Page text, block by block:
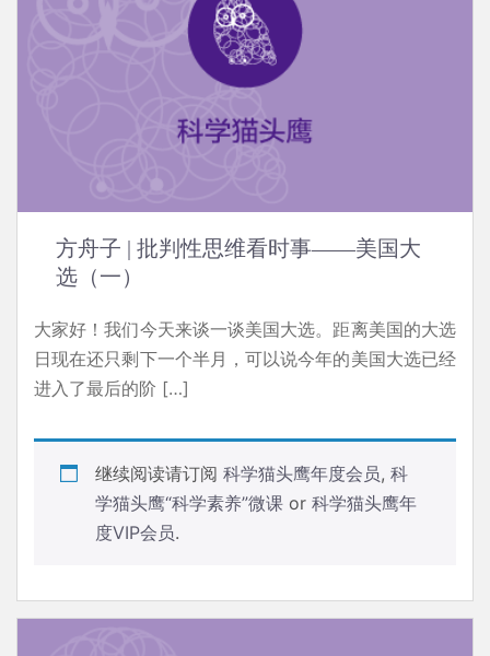
方舟子 | 批判性思维看时事——美国大
选（一）
大家好！我们今天来谈一谈美国大选。距离美国的大选
日现在还只剩下一个半月，可以说今年的美国大选已经
进入了最后的阶 […]
继续阅读请订阅 科学猫头鹰年度会员, 科
学猫头鹰“科学素养”微课 or 科学猫头鹰年
度VIP会员.